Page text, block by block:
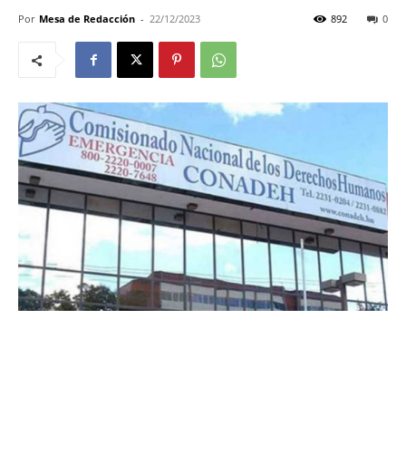
Por Mesa de Redacción - 22/12/2023 0
892